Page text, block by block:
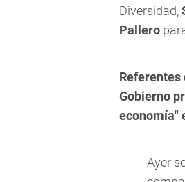
Diversidad,
Pallero
Gobierno
economía"
Ayer